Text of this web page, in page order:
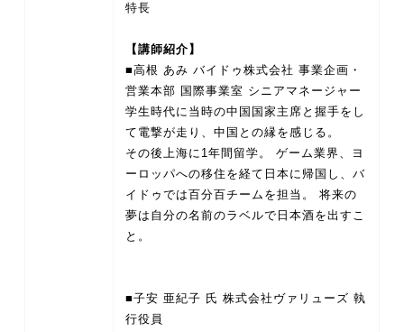
特長
【講師紹介】
■高根 あみ バイドゥ株式会社 事業企画・
営業本部 国際事業室 シニアマネージャー
学生時代に当時の中国国家主席と握手をし
て電撃が走り、中国との縁を感じる。
その後上海に1年間留学。 ゲーム業界、ヨ
ーロッパへの移住を経て日本に帰国し、バ
イドゥでは百分百チームを担当。 将来の
夢は自分の名前のラベルで日本酒を出すこ
と。
■子安 亜紀子 氏 株式会社ヴァリューズ 執
行役員